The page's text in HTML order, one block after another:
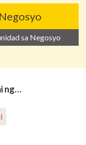
sa Negosyo
ng…